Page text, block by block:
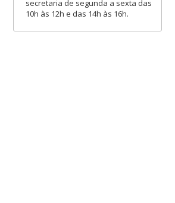
secretaria de segunda a sexta das
10h às 12h e das 14h às 16h.